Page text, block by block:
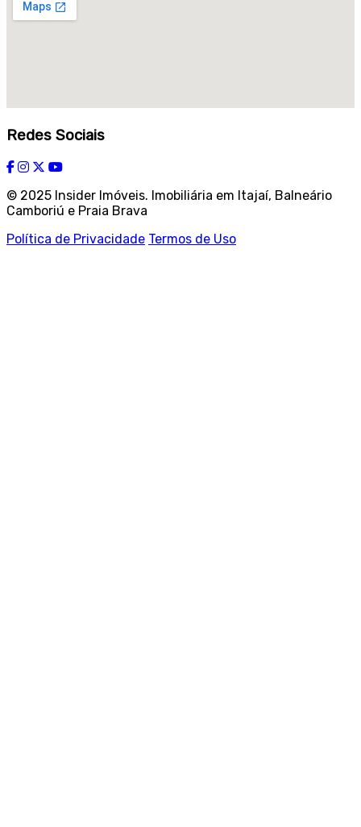
Redes Sociais
© 2025 Insider Imóveis. Imobiliária em Itajaí, Balneário
Camboriú e Praia Brava
Política de Privacidade Termos de Uso